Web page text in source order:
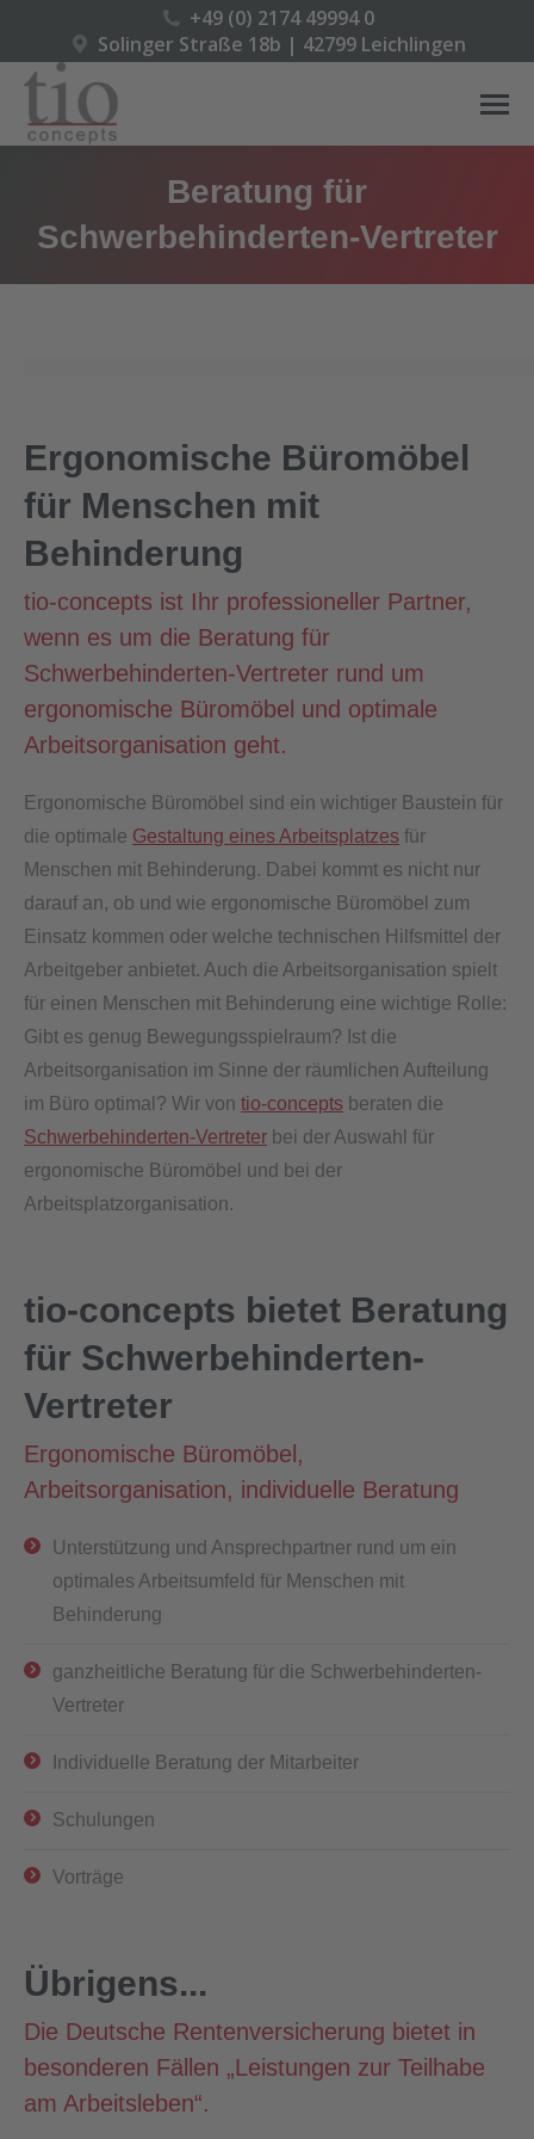
+49 (0) 2174 49994 0
Solinger Straße 18b | 42799 Leichlingen
Beratung für
Schwerbehinderten-Vertreter
Ergonomische Büromöbel
für Menschen mit
Behinderung
tio-concepts ist Ihr professioneller Partner,
wenn es um die Beratung für
Schwerbehinderten-Vertreter rund um
ergonomische Büromöbel und optimale
Arbeitsorganisation geht.
Ergonomische Büromöbel sind ein wichtiger Baustein für
die optimale Gestaltung eines Arbeitsplatzes für
Menschen mit Behinderung. Dabei kommt es nicht nur
darauf an, ob und wie ergonomische Büromöbel zum
Einsatz kommen oder welche technischen Hilfsmittel der
Arbeitgeber anbietet. Auch die Arbeitsorganisation spielt
für einen Menschen mit Behinderung eine wichtige Rolle:
Gibt es genug Bewegungsspielraum? Ist die
Arbeitsorganisation im Sinne der räumlichen Aufteilung
im Büro optimal? Wir von tio-concepts beraten die
Schwerbehinderten-Vertreter bei der Auswahl für
ergonomische Büromöbel und bei der
Arbeitsplatzorganisation.
tio-concepts bietet Beratung
für Schwerbehinderten-
Vertreter
Ergonomische Büromöbel,
Arbeitsorganisation, individuelle Beratung
Unterstützung und Ansprechpartner rund um ein
optimales Arbeitsumfeld für Menschen mit
Behinderung
ganzheitliche Beratung für die Schwerbehinderten-
Vertreter
Individuelle Beratung der Mitarbeiter
Schulungen
Vorträge
Übrigens...
Die Deutsche Rentenversicherung bietet in
besonderen Fällen „Leistungen zur Teilhabe
am Arbeitsleben“.